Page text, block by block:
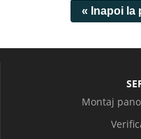
« Inapoi la
Montaj